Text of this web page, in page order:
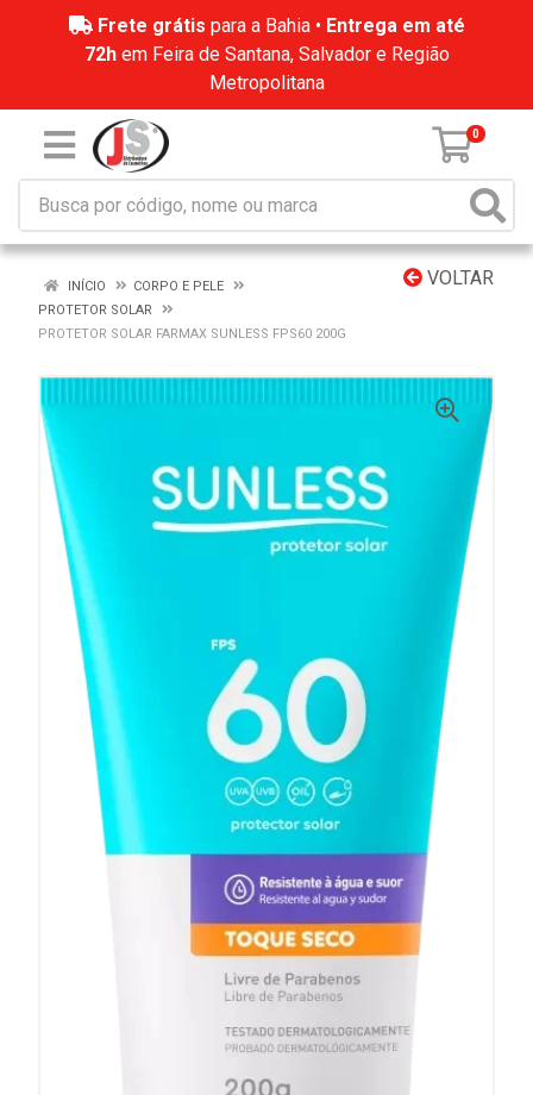
Frete grátis para a Bahia • Entrega em até
72hem Feira de Santana, Salvador e Região
Metropolitana
0
VOLTAR
INÍCIO
CORPO E PELE
PROTETOR SOLAR
PROTETOR SOLAR FARMAX SUNLESS FPS60 200G